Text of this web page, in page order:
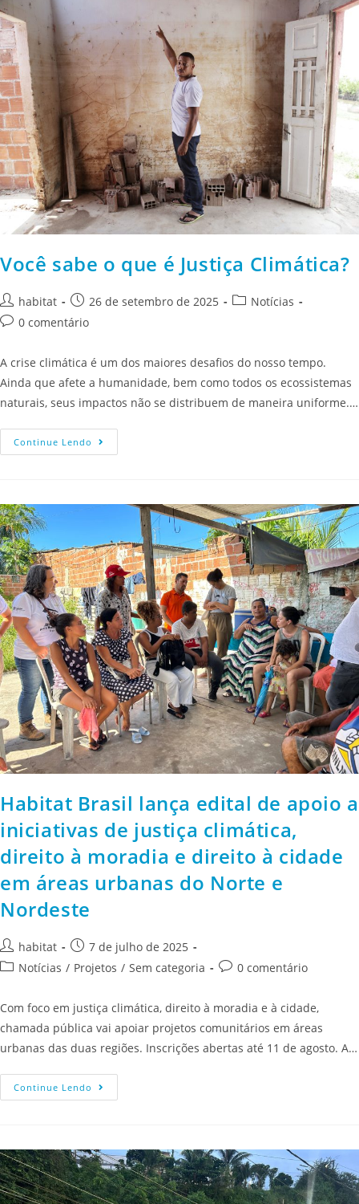
Você sabe o que é Justiça Climática?
habitat 26 de setembro de 2025
Notícias
0 comentário
A crise climática é um dos maiores desafios do nosso tempo.
Ainda que afete a humanidade, bem como todos os ecossistemas
naturais, seus impactos não se distribuem de maneira uniforme.…
Continue Lendo
Habitat Brasil lança edital de apoio a
iniciativas de justiça climática,
direito à moradia e direito à cidade
em áreas urbanas do Norte e
Nordeste
habitat
7 de julho de 2025
Notícias / Projetos / Sem categoria 0 comentário
Com foco em justiça climática, direito à moradia e à cidade,
chamada pública vai apoiar projetos comunitários em áreas
urbanas das duas regiões. Inscrições abertas até 11 de agosto. A…
Continue Lendo